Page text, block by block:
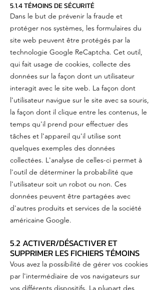
5.1.4 TÉMOINS DE SÉCURITÉ
Dans le but de prévenir la fraude et
protéger nos systèmes, les formulaires du
site web peuvent être protégés par la
technologie Google ReCaptcha. Cet outil,
qui fait usage de cookies, collecte des
données sur la façon dont un utilisateur
interagit avec le site web. La façon dont
l'utilisateur navigue sur le site avec sa souris,
la façon dont il clique entre les contenus, le
temps qu'il prend pour effectuer des
tâches et l'appareil qu'il utilise sont
quelques exemples des données
collectées. L'analyse de celles-ci permet à
l'outil de déterminer la probabilité que
l'utilisateur soit un robot ou non. Ces
données peuvent être partagées avec
d'autres produits et services de la société
américaine Google.
5.2 ACTIVER/DÉSACTIVER ET
SUPPRIMER LES FICHIERS TÉMOINS
Vous avez la possibilité de gérer vos cookies
par l'intermédiaire de vos navigateurs sur
vos différents dispositifs. La plupart des